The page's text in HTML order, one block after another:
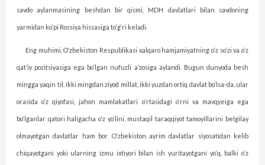
savdo aylanmasining beshdan bir qismi, MDH davlatlari bilan savdoning
yarmidan ko‘pi Rossiya hissasiga to‘g‘ri keladi.
Eng muhimi, O‘zbekiston Respublikasi xalqaro hamjamiyatning o‘z so‘zi va o‘z
qat’iy pozitsiyasiga ega bo‘lgan nufuzli a’zosiga aylandi. Bugun dun­yoda besh
mingga yaqin til, ikki mingdan ziyod millat, ikki yuzdan ortiq davlat bo‘lsa-da, ular
orasida o‘z qiyofasi, jahon mamlakatlari o‘rtasidagi o‘rni va mavqyeiga ega
bo‘lganlar qatori haligacha o‘z yo‘lini, mustaqil taraqqiyot tamoyillarini belgilay
olmayotgan davlatlar ham bor. O‘zbekiston ayrim davlatlar siyosatidan kelib
chiqayotgani yoki ularning izmu ixtiyori bilan ish yuritayotgani yo‘q, balki o‘z